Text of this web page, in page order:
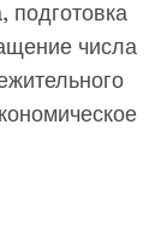
подготовка
числа